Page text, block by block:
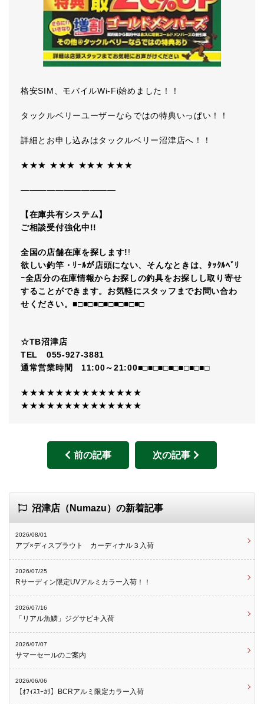
格安SIM、モバイルWi-Fi始めました！！
タックルベリーユーザーならではの特典いっぱい！！
詳細とお申し込みはタックルベリー沼津店へ！！
★★★ ★★★ ★★★ ★★★
―――――――――――
【在庫共有システム】
ご相談受付強化中!!
全国の店舗在庫を探します!!
欲しい釣竿・ﾘｰﾙが店頭にない、そんなときは、ﾀｯｸﾙﾍﾞﾘ
ｰ全店分の在庫情報からお探しの釣具をお探しし取り寄せ
することができます。お気軽にスタッフまでお問い合わ
せください。■□■□■□■□■□■□■□
☆TB沼津店
TEL 055-927-3881
通常営業時間 11:00～21:00■□■□■□■□■□■□■□
★★★★★★★★★★★★★★
★★★★★★★★★★★★★★
前の記事 次の記事
沼津店（Numazu）の新着記事
2026/08/01
アブ×ディスプラウト カーディナル３入荷
2026/07/25
Rサーディン限定UVアルミカラー入荷！！
2026/07/16
「リアル魚鱗」ジグサビキ入荷
2026/07/07
サマーセールのご案内
2026/06/06
【ｵﾌｨｽﾕｰｶﾘ】BCRアルミ限定カラー入荷